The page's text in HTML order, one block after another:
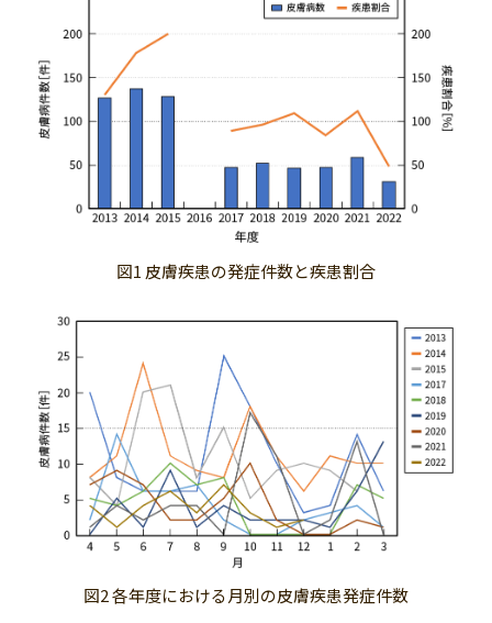
図1 皮膚疾患の発症件数と疾患割合
図2 各年度における月別の皮膚疾患発症件数